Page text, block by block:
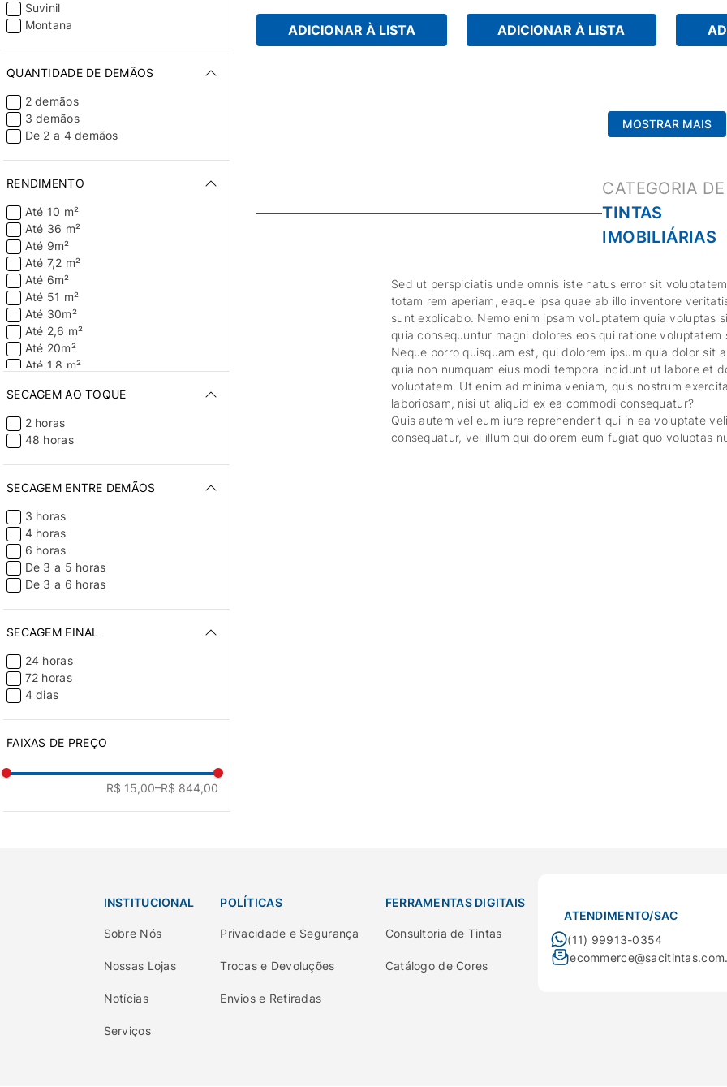
Suvinil
Montana
QUANTIDADE DE DEMÃOS
2 demãos
3 demãos
De 2 a 4 demãos
RENDIMENTO
Até 10 m²
Até 36 m²
Até 9m²
Até 7,2 m²
Até 6m²
Até 51 m²
Até 30m²
Até 2,6 m²
Até 20m²
Até 1,8 m²
SECAGEM AO TOQUE
2 horas
48 horas
SECAGEM ENTRE DEMÃOS
3 horas
4 horas
6 horas
De 3 a 5 horas
De 3 a 6 horas
SECAGEM FINAL
24 horas
72 horas
4 dias
FAIXAS DE PREÇO
R$ 15,00–R$ 844,00
ADICIONAR À LISTA
e internas ou sujeitas à umidade.
ADICIONAR À LISTA
de
mesmo
pedra etc,
MOSTRAR MAIS
TINTAS
IMOBILIÁRIAS
Sed ut perspiciatis unde omnis iste natus error sit
totam rem aperiam, eaque ipsa quae ab illo inventore
sunt explicabo. Nemo enim ipsam voluptatem quia voluptas
quia consequuntur magni dolores eos qui ratione voluptatem
Neque porro quisquam est, qui dolorem ipsum quia dolor sit
quia non numquam eius modi tempora incidunt ut labore et
voluptatem. Ut enim ad minima veniam, quis nostrum
laboriosam, nisi ut aliquid ex ea commodi consequatur?
Quis autem vel eum iure reprehenderit qui in ea voluptate
consequatur, vel illum qui dolorem eum fugiat quo voluptas
INSTITUCIONAL
Sobre Nós
Nossas Lojas
Notícias
Serviços
POLÍTICAS
Privacidade e Segurança
Trocas e Devoluções
Envios e Retiradas
FERRAMENTAS DIGITAIS
Consultoria de Tintas
Catálogo de Cores
ATENDIMENTO/SAC
(11) 99913-0354